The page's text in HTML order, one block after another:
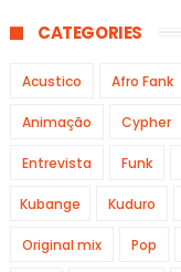
CATEGORIES
Acustico Afro Fank
Animação Cypher
Entrevista Funk
Kubange Kuduro
Original mix Pop